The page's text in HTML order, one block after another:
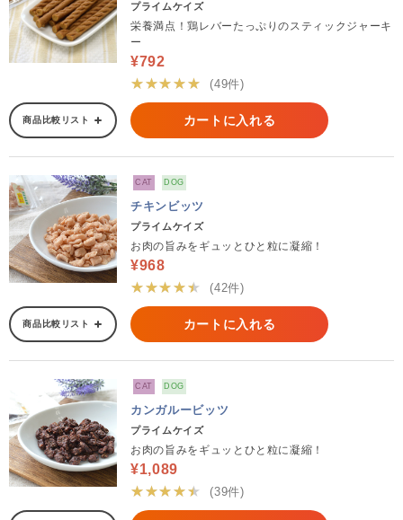
プライムケイズ
栄養満点！鶏レバーたっぷりのスティックジャーキ
ー
¥792
★★★★★
(49件)
商品比較リスト カートに入れる
CAT DOG
チキンビッツ
プライムケイズ
お肉の旨みをギュッとひと粒に凝縮！
¥968
★★★★★
(42件)
商品比較リスト カートに入れる
CAT DOG
カンガルービッツ
プライムケイズ
お肉の旨みをギュッとひと粒に凝縮！
¥1,089
★★★★★
(39件)